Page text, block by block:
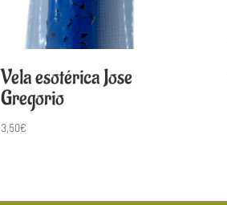
Vela esotérica Jose
Gregorio
3,50€